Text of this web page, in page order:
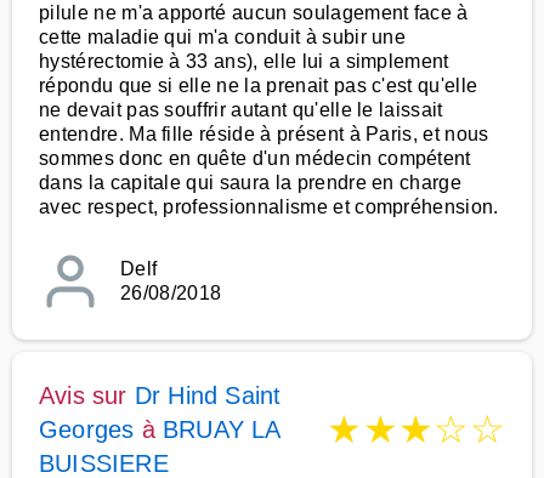
pilule ne m'a apporté aucun soulagement face à
cette maladie qui m'a conduit à subir une
hystérectomie à 33 ans), elle lui a simplement
répondu que si elle ne la prenait pas c'est qu'elle
ne devait pas souffrir autant qu'elle le laissait
entendre. Ma fille réside à présent à Paris, et nous
sommes donc en quête d'un médecin compétent
dans la capitale qui saura la prendre en charge
avec respect, professionnalisme et compréhension.
Delf
26/08/2018
Avis sur Dr Hind Saint
Georges à BRUAY LA
BUISSIERE
★★★☆☆